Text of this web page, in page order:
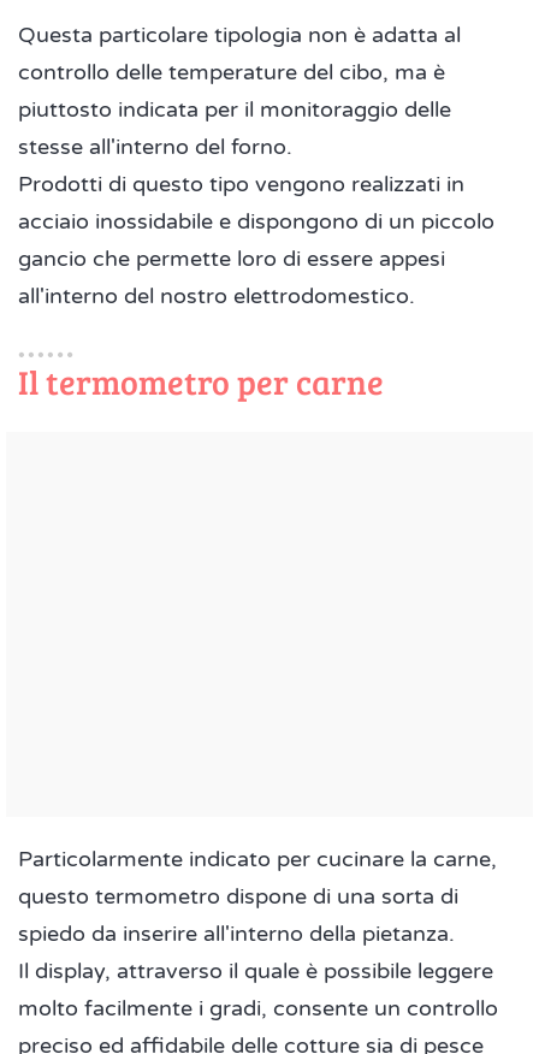
Questa particolare tipologia non è adatta al
controllo delle temperature del cibo, ma è
piuttosto indicata per il monitoraggio delle
stesse all'interno del forno.
Prodotti di questo tipo vengono realizzati in
acciaio inossidabile e dispongono di un piccolo
gancio che permette loro di essere appesi
all'interno del nostro elettrodomestico.
Il termometro per carne
Particolarmente indicato per cucinare la carne,
questo termometro dispone di una sorta di
spiedo da inserire all'interno della pietanza.
Il display, attraverso il quale è possibile leggere
molto facilmente i gradi, consente un controllo
preciso ed affidabile delle cotture sia di pesce